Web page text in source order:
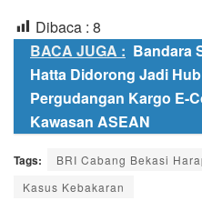
Dibaca : 8
BACA JUGA : Bandara
Hatta Didorong Jadi Hub
Pergudangan Kargo E-
Kawasan ASEAN
Tags: BRI Cabang Bekasi
Kasus Kebakaran